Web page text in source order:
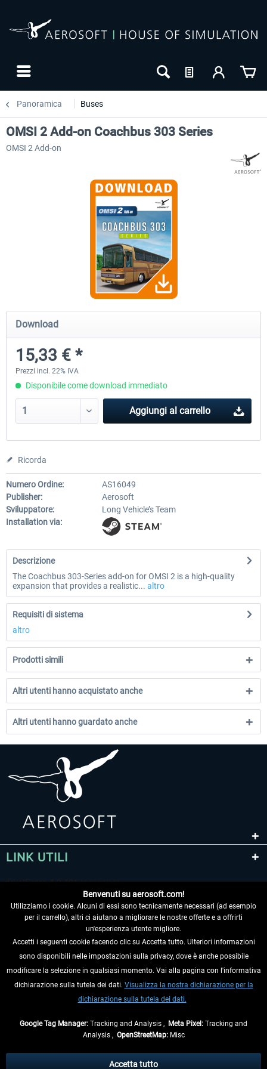
Panoramica Buses
OMSI 2 Add-on Valiant Citybus 7700
Hybrid
12,29 € *
OMSI 2 Add-on IVECO Bus
OMSI 2 Add-on Coachbus 303 Series
OMSI 2 Add-on
Download
15,33 € *
Prezzi incl. 22% IVA
Disponibile come download immediato
Aggiungi al carrello
Ricorda
Numero Ordine:
AS16049
Publisher:
Aerosoft
Sviluppatore:
Long Vehicle’s Team
Installation via:
Descrizione
The Coachbus 303-Series add-on for OMSI 2 is a high-quality
expansion that provides a realistic... altro
Requisiti di sistema
altro
Prodotti simili
Altri utenti hanno acquistato anche
Altri utenti hanno guardato anche
LINK UTILI
RECEDERE DAL CONTRATTO
INFORMAZIONI
eventualmente le spese di spedizione, se non diversamente descritto.
Benvenuti su aerosoft.com!
Utilizziamo i cookie. Alcuni di essi sono tecnicamente necessari (ad esempio
per il carrello), altri ci aiutano a migliorare le nostre offerte e a offrirti
un'esperienza utente migliore.
Accetti i seguenti cookie facendo clic su Accetta tutto. Ulteriori informazioni
sono disponibili nelle impostazioni sulla privacy, dove è anche possibile
modificare la selezione in qualsiasi momento. Vai alla pagina con l'informativa
dichiarazione sulla tutela dei dati. Visualizza la nostra dichiarazione per la
dichiarazione sulla tutela dei dati.
Google Tag Manager: Tracking and Analysis , Meta Pixel: Tracking and
Analysis , OpenStreetMap:Misc
Accetta tutto